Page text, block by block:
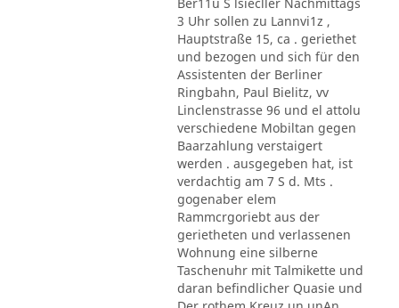
3 Uhr sollen zu Lannvi1z ,
Hauptstraße 15, ca . geriethet
und bezogen und sich für den
Assistenten der Berliner
Ringbahn, Paul Bielitz, vv
Linclenstrasse 96 und el attolu
verschiedene Mobiltan gegen
Baarzahlung verstaigert
werden . ausgegeben hat, ist
verdachtig am 7 S d. Mts .
gogenaber elem
Rammcrgoriebt aus der
gerietheten und verlassenen
Wohnung eine silberne
Taschenuhr mit Talmikette und
daran befindlicher Quasie und